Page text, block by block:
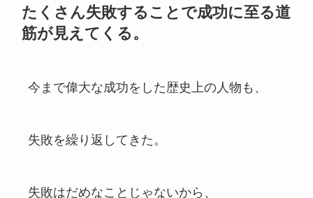
たくさん失敗することで成功に至る道
筋が見えてくる。
今まで偉大な成功をした歴史上の人物も、
失敗を繰り返してきた。
失敗はだめなことじゃないから、